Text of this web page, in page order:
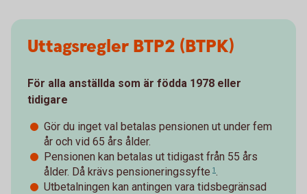
Uttagsregler BTP2 (BTPK)
För alla anställda som är födda 1978 eller
tidigare
Gör du inget val betalas pensionen ut under fem
år och vid 65 års ålder.
Pensionen kan betalas ut tidigast från 55 års
ålder. Då krävs pensioneringssyfte 1.
Utbetalningen kan antingen vara tidsbegränsad